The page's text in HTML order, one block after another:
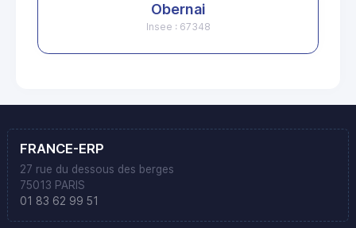
Obernai
Insee : 67348
FRANCE-ERP
27 rue du dessous des berges
75013 PARIS
01 83 62 99 51